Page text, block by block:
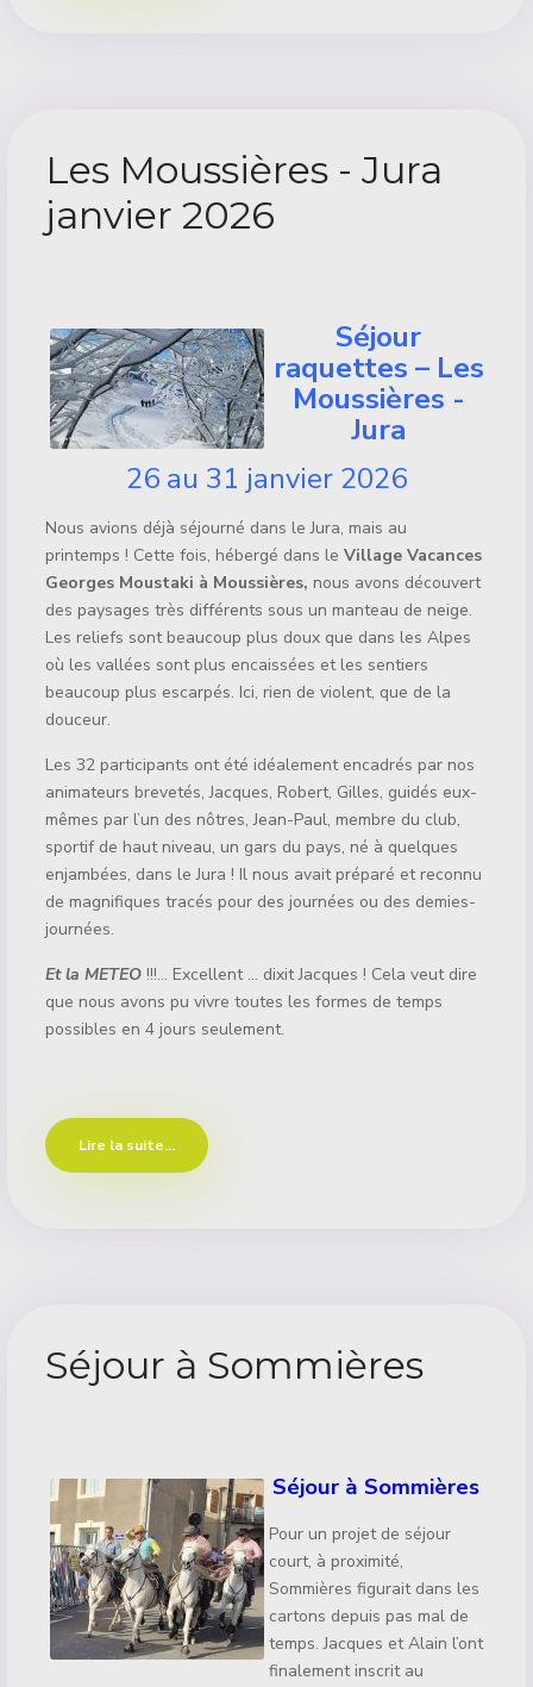
Les Moussières - Jura
janvier 2026
Séjour
raquettes – Les
Moussières -
Jura
26 au 31 janvier 2026
Nous avions déjà séjourné dans le Jura, mais au
printemps ! Cette fois, hébergé dans leVillage Vacances
Georges Moustaki à Moussières, nous avons découvert
des paysages très différents sous un manteau de neige.
Les reliefs sont beaucoup plus doux que dans les Alpes
où les vallées sont plus encaissées et les sentiers
beaucoup plus escarpés. Ici, rien de violent, que de la
douceur.
Les 32 participants ont été idéalement encadrés par nos
animateurs brevetés, Jacques, Robert, Gilles, guidés eux-
mêmes par l’un des nôtres, Jean-Paul, membre du club,
sportif de haut niveau, un gars du pays, né à quelques
enjambées, dans le Jura ! Il nous avait préparé et reconnu
de magnifiques tracés pour des journées ou des demies-
journées.
Et la METEO !!!... Excellent … dixit Jacques ! Cela veut dire
que nous avons pu vivre toutes les formes de temps
possibles en 4 jours seulement.
Lire la suite...
Séjour à Sommières
Séjour à Sommières
Pour un projet de séjour
court, à proximité,
Sommières figurait dans les
cartons depuis pas mal de
temps. Jacques et Alain l’ont
finalement inscrit au